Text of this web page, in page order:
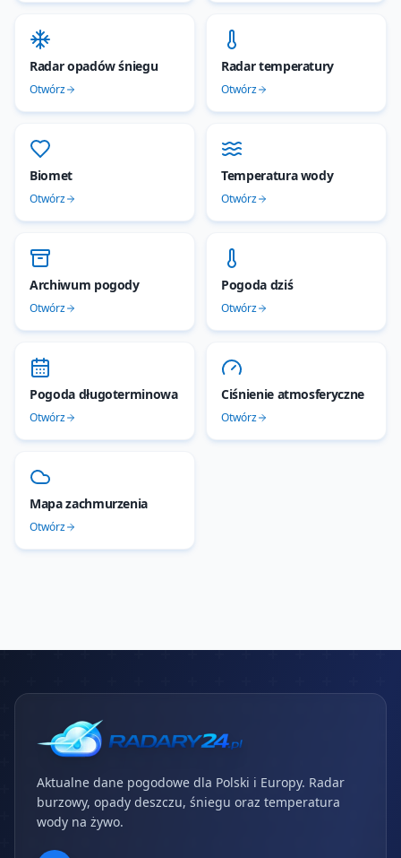
Radar opadów śniegu
Otwórz
Radar temperatury
Otwórz
Biomet
Otwórz
Temperatura wody
Otwórz
Archiwum pogody
Otwórz
Pogoda dziś
Otwórz
Pogoda długoterminowa
Otwórz
Ciśnienie atmosferyczne
Otwórz
Mapa zachmurzenia
Otwórz
Aktualne dane pogodowe dla Polski i Europy. Radar
burzowy, opady deszczu, śniegu oraz temperatura
wody na żywo.